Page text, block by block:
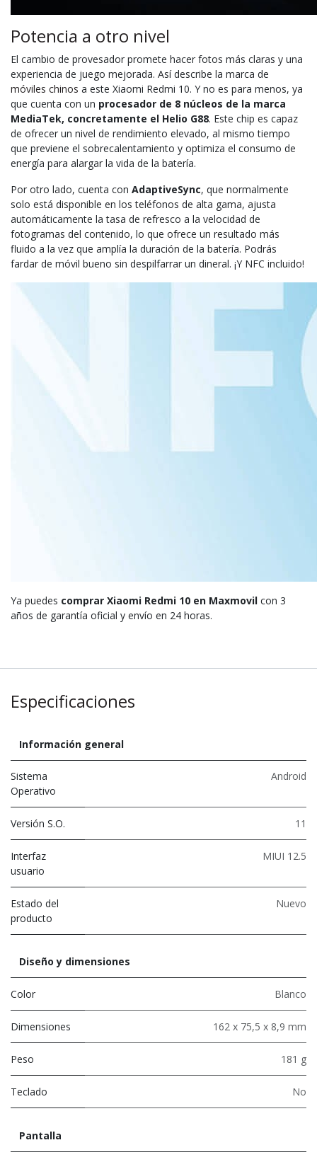
Potencia a otro nivel
El cambio de provesador promete hacer fotos más claras y una
experiencia de juego mejorada. Así describe la marca de
móviles chinos a este Xiaomi Redmi 10. Y no es para menos, ya
que cuenta con un procesador de 8 núcleos de la marca
MediaTek, concretamente el Helio G88. Este chip es capaz
de ofrecer un nivel de rendimiento elevado, al mismo tiempo
que previene el sobrecalentamiento y optimiza el consumo de
energía para alargar la vida de la batería.
Por otro lado, cuenta con AdaptiveSync, que normalmente
solo está disponible en los teléfonos de alta gama, ajusta
automáticamente la tasa de refresco a la velocidad de
fotogramas del contenido, lo que ofrece un resultado más
fluido a la vez que amplía la duración de la batería. Podrás
fardar de móvil bueno sin despilfarrar un dineral. ¡Y NFC incluido!
Ya puedes comprar Xiaomi Redmi 10 en Maxmovil con 3
años de garantía oficial y envío en 24 horas.
Especificaciones
Información general
Sistema
Operativo
Android
Versión S.O. 11
Interfaz
usuario
MIUI 12.5
Estado del
producto
Nuevo
Diseño y dimensiones
Color Blanco
Dimensiones 162 x 75,5 x 8,9 mm
Peso 181 g
Teclado No
Pantalla